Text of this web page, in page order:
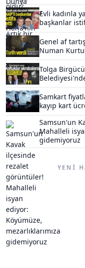
Evli kadınla
başkanlar
Genel af
Numan
Tolga
Samkart
kayıp kart
Samsun'un
Mahalleli
gidemiyoruz
YENI